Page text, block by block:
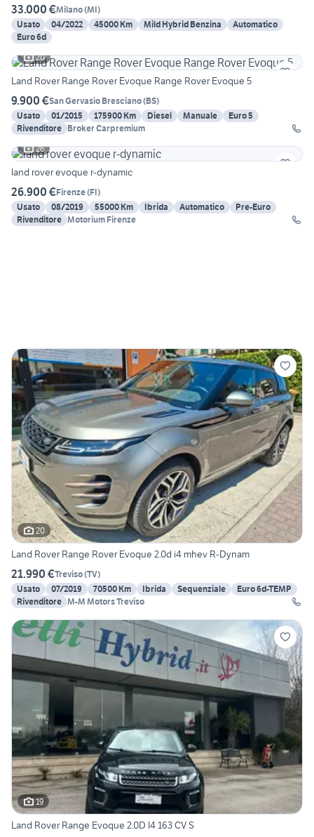
33.000 €Milano(MI)
Usato
04/2022 45000 Km Mild Hybrid Benzina
Automatico
Euro 6d
20
Land Rover Range Rover Evoque Range Rover Evoque 5
9.900 €San Gervasio Bresciano(BS)
Usato
01/2015 175900 Km Diesel Manuale
Euro 5
Rivenditore Broker Carpremium
26
land rover evoque r-dynamic
26.900 €Firenze(FI)
Usato
08/2019 55000 Km Ibrida Automatico
Pre-Euro
Rivenditore Motorium Firenze
20
Land Rover Range Rover Evoque 2.0d i4 mhev R-Dynam
21.990 €Treviso(TV)
Usato
07/2019 70500 Km Ibrida Sequenziale
Euro 6d-TEMP
Rivenditore M-M Motors Treviso
19
Land Rover Range Evoque 2.0D I4 163 CV S